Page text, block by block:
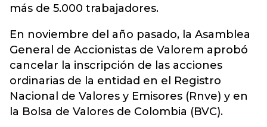
más de 5.000 trabajadores.
En noviembre del año pasado, la Asamblea
General de Accionistas de Valorem aprobó
cancelar la inscripción de las acciones
ordinarias de la entidad en el Registro
Nacional de Valores y Emisores (Rnve) y en
la Bolsa de Valores de Colombia (BVC).